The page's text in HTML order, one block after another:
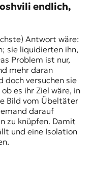
endlich,
Antwort wäre:
sie liquidierten ihn,
Problem ist nur,
mehr daran
doch versuchen sie
es ihr Ziel wäre, in
Bild vom Übeltäter
darauf
zu knüpfen. Damit
und eine Isolation